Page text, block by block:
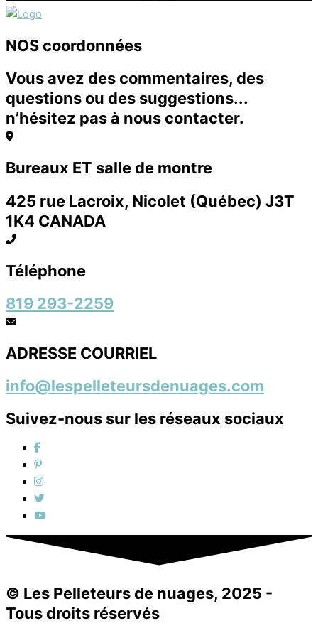
NOS coordonnées
Vous avez des commentaires, des
questions ou des suggestions...
n’hésitez pas à nous contacter.
Bureaux ET salle de montre
425 rue Lacroix, Nicolet (Québec) J3T
1K4 CANADA
Téléphone
819 293-2259
ADRESSE COURRIEL
info@lespelleteursdenuages.com
Suivez-nous sur les réseaux sociaux
© Les Pelleteurs de nuages, 2025 -
Tous droits réservés